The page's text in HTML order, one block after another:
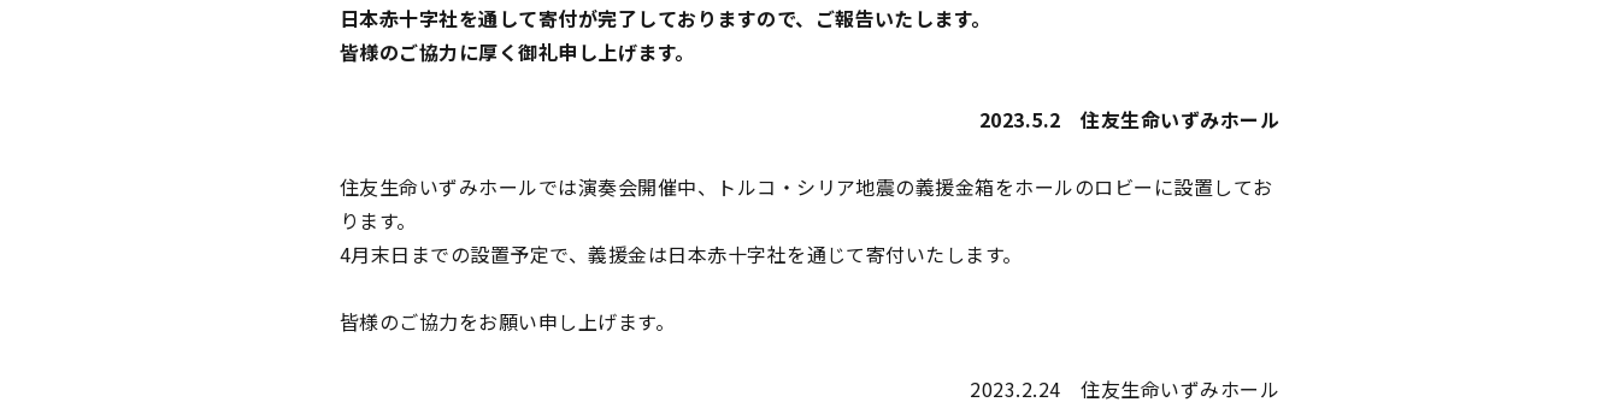
日本赤十字社を通して寄付が完了しておりますので、ご報告いたします。
皆様のご協力に厚く御礼申し上げます。
2023.5.2 住友生命いずみホール
住友生命いずみホールでは演奏会開催中、トルコ・シリア地震の義援金箱をホールのロビーに設置してお
ります。
4月末日までの設置予定で、義援金は日本赤十字社を通じて寄付いたします。
皆様のご協力をお願い申し上げます。
2023.2.24 住友生命いずみホール